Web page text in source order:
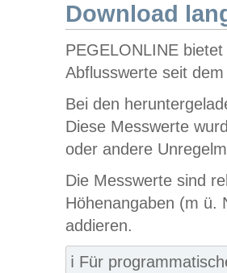
Download
PEGELONLINE
Abflusswerte seit
Bei den
Diese Messwerte
oder andere
Die Messwerte sind
Höhenangaben (m ü.
addieren.
ℹ️ Für